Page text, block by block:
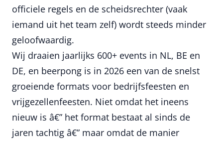
officiele regels en de scheidsrechter (vaak
iemand uit het team zelf) wordt steeds minder
geloofwaardig.
Wij draaien jaarlijks 600+ events in NL, BE en
DE, en beerpong is in 2026 een van de snelst
groeiende formats voor bedrijfsfeesten en
vrijgezellenfeesten. Niet omdat het ineens
nieuw is â€” het format bestaat al sinds de
jaren tachtig â€” maar omdat de manier